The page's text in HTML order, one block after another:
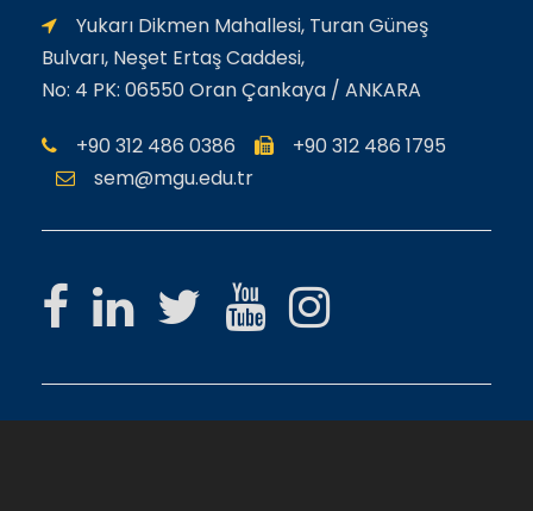
Yukarı Dikmen Mahallesi, Turan Güneş
Bulvarı, Neşet Ertaş Caddesi,
No: 4 PK: 06550 Oran Çankaya / ANKARA
+90 312 486 0386
+90 312 486 1795
sem@mgu.edu.tr